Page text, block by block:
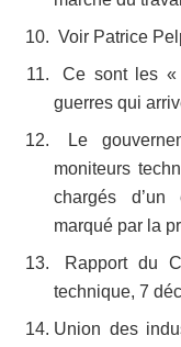
Voir Patrice
Ce sont les «
guerres qui
Le
moniteurs
chargés d’un
marqué par la
Rapport du
technique, 7
Union des